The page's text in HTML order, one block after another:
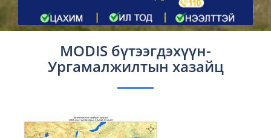
MODIS бүтээгдэхүүн-
Ургамалжилтын хазайц